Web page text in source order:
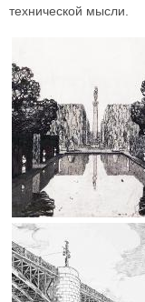
технической мысли.